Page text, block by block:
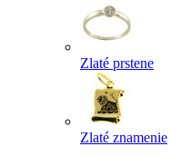
Zlaté prstene
Zlaté znamenie